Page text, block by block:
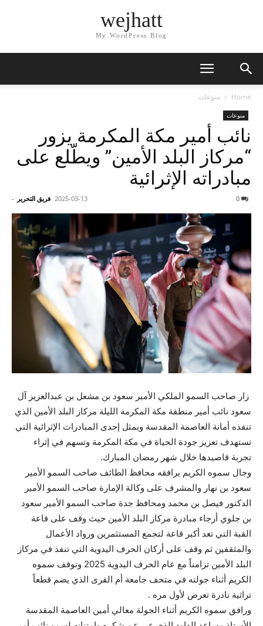
wejhatt
My WordPress Blog
Home منوعات
منوعات
نائب أمير مكة المكرمة يزور
“مركاز البلد الأمين” ويطّلع على
مبادراته الإثرائية
فريق التحرير - 2025-03-13
زار صاحب السمو الملكي الأمير سعود بن مشعل بن عبدالعزيز آل
سعود نائب أمير منطقة مكة المكرمة الليلة مركاز البلد الأمين الذي
تنفذه أمانة العاصمة المقدسة ويمثل إحدى المبادرات الإثرائية التي
تستهدف تعزيز جودة الحياة في مكة المكرمة وتسهم في إثراء
تجربة قاصيدها خلال شهر رمضان المبارك.
وجال سموه الكريم يرافقه محافظ الطائف صاحب السمو الأمير
سعود بن نهار والمشرف على وكالة الإمارة صاحب السمو الأمير
الدكتور فيصل بن محمد ومحافظ جدة صاحب السمو الأمير سعود
بن جلوي أرجاء مبادرة مركاز البلد الأمين حيث وقف على قاعة
القبة التي تعد أكبر قاعة لتجمع المستثمرين ورواد الأعمال
والمثقفين ثم وقف على أركان الحرف اليدوية التي تنفذ في مركاز
البلد الأمين تزامناً مع عام الحرف اليدوية 2025 وتوقف سموه
الكريم أثناء جولته في متحف جامعة أم القرى الذي يضم قطعاً
تراثية نادرة تعرض لأول مره .
ورافق سموه الكريم أثناء الجولة معالي أمين العاصمة المقدسة